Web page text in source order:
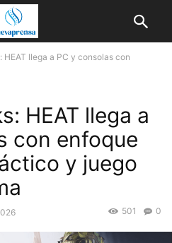
HEAT llega a PC y consolas con
HEAT llega a
con enfoque
y juego
0
501